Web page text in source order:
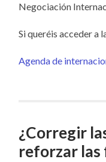
Negociación
Si queréis acceder a
Agenda de
¿Corregir
reforzar las